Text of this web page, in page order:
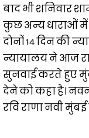
बाद भी शनिवार
कुछ अन्य धाराओं में
दोनों 14 दिन की
न्यायालय ने आज
सुनवाई करते हुए
देने को कहा है।
रवि राणा नवी